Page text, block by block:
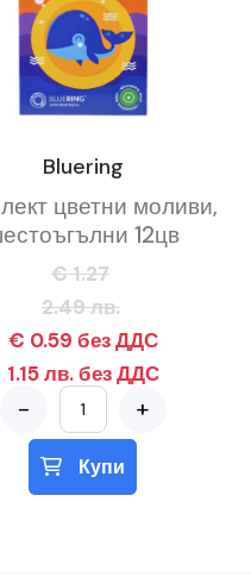
Bluering
цветни моливи,
12цв
€ 1.27
2.49 лв.
€ 0.59 без ДДС
1.15 лв. без ДДС
- +
Купи